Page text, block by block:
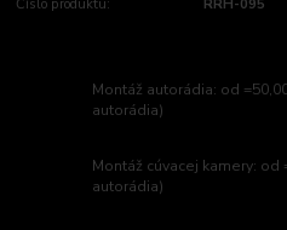
Číslo produktu: RRH-095
Montáž autorádia: od
autorádia)
Montáž cúvacej kamery:
autorádia)